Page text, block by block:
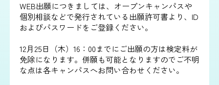
WEB出願につきましては、オープンキャンパスや
個別相談などで発行されている出願許可書より、ID
およびパスワードをご登録ください。
12月25日（木）16：00までにご出願の方は検定料が
免除になります。併願も可能となりますのでご不明
な点は各キャンパスへお問い合わせください。